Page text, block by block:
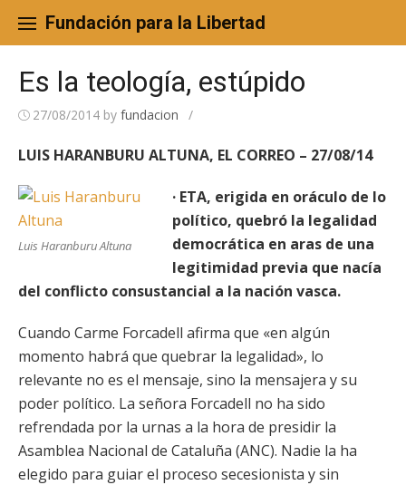
content
Fundación para la Libertad
Es la teología, estúpido
27/08/2014 by fundacion /
LUIS HARANBURU ALTUNA, EL CORREO – 27/08/14
Luis Haranburu Altuna
· ETA, erigida en oráculo de lo
político, quebró la legalidad
democrática en aras de una
legitimidad previa que nacía
del conflicto consustancial a la nación vasca.
Cuando Carme Forcadell afirma que «en algún
momento habrá que quebrar la legalidad», lo
relevante no es el mensaje, sino la mensajera y su
poder político. La señora Forcadell no ha sido
refrendada por la urnas a la hora de presidir la
Asamblea Nacional de Cataluña (ANC). Nadie la ha
elegido para guiar el proceso secesionista y sin